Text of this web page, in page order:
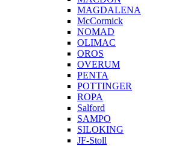
MAGDALENA
McCormick
NOMAD
OLIMAC
OROS
OVERUM
PENTA
POTTINGER
ROPA
Salford
SAMPO
SILOKING
JF-Stoll